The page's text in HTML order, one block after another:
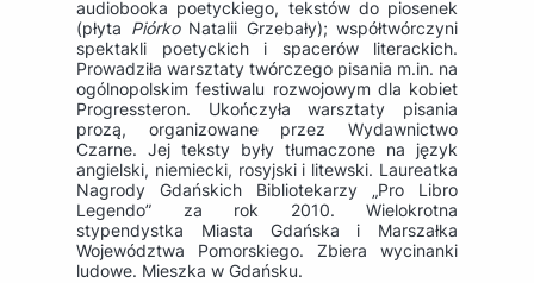
audiobooka poetyckiego, tekstów do piosenek
(płyta PiórkoNatalii Grzebały); współtwórczyni
spektakli poetyckich i spacerów literackich.
Prowadziła warsztaty twórczego pisania m.in. na
ogólnopolskim festiwalu rozwojowym dla kobiet
Progressteron. Ukończyła warsztaty pisania
prozą, organizowane przez Wydawnictwo
Czarne. Jej teksty były tłumaczone na język
angielski, niemiecki, rosyjski i litewski. Laureatka
Nagrody Gdańskich Bibliotekarzy „Pro Libro
Legendo” za rok 2010. Wielokrotna
stypendystka Miasta Gdańska i Marszałka
Województwa Pomorskiego. Zbiera wycinanki
ludowe. Mieszka w Gdańsku.